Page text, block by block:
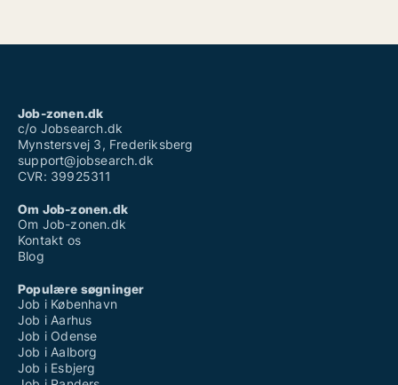
Job-zonen.dk
c/o Jobsearch.dk
Mynstersvej 3, Frederiksberg
support@jobsearch.dk
CVR: 39925311
Om Job-zonen.dk
Om Job-zonen.dk
Kontakt os
Blog
Populære søgninger
Job i København
Job i Aarhus
Job i Odense
Job i Aalborg
Job i Esbjerg